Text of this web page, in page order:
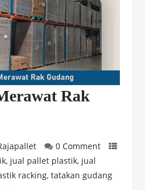
Rak
0 Comment
, jual pallet plastik, jual
racking, tatakan gudang